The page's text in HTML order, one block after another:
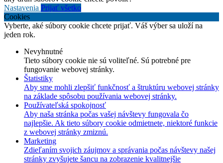
Nastavenia Prijať všetko
Cookies
Vyberte, aké súbory cookie chcete prijať. Váš výber sa uloží na
jeden rok.
Nevyhnutné
Tieto súbory cookie nie sú voliteľné. Sú potrebné pre
fungovanie webovej stránky.
Štatistiky
Aby sme mohli zlepšiť funkčnosť a štruktúru webovej stránky
na základe spôsobu používania webovej stránky.
Používateľská spokojnosť
Aby naša stránka počas vašej návštevy fungovala čo
najlepšie. Ak tieto súbory cookie odmietnete, niektoré funkcie
z webovej stránky zmiznú.
Marketing
Zdieľaním svojich záujmov a správania počas návštevy našej
stránky zvyšujete šancu na zobrazenie kvalitnejšie